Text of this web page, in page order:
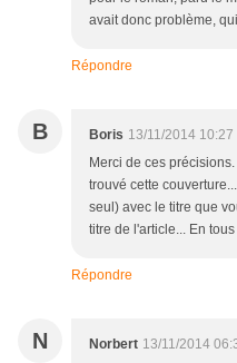
avait donc problème,
Répondre
B Boris 13/11/2014 10:27
Merci de ces
trouvé cette
seul) avec le titre que
titre de l'article... En
Répondre
N Norbert 13/11/2014